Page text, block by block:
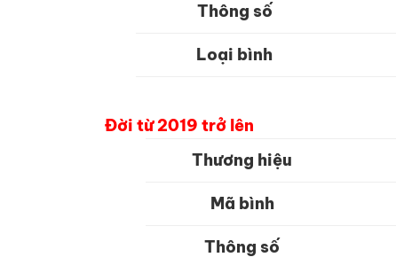
Thông số
Loại bình
Đời từ 2019 trở lên
Thương hiệu
Mã bình
Thông số